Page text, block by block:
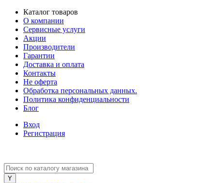
Каталог товаров
О компании
Сервисные услуги
Акции
Производители
Гарантии
Доставка и оплата
Контакты
Не оферта
Обработка персональных данных.
Политика конфиденциальности
Блог
Вход
Регистрация